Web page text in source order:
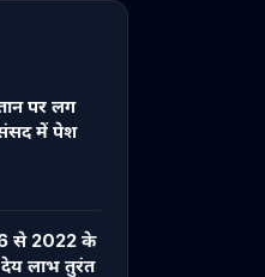
पर लग
में पेश
से 2022 के
देय लाभ तुरंत